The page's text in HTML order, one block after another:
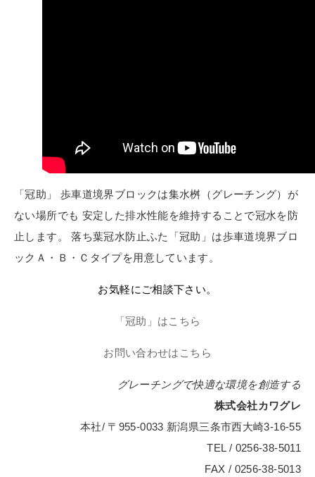
「冠助」 歩車道境界ブロックは集水桝（グレーチング）が
ない場所でも 安定した排水性能を維持することで冠水を防
止します。 落ち葉冠水防止ふた「冠助」は歩車道境界ブロ
ックＡ・Ｂ・Ｃタイプを用意しています。
お気軽にご相談下さい。
「冠助」はこちら
お問い合わせはこちら
グレーチングで快適な環境を創造する
株式会社カワグレ
本社/ 〒955-0033 新潟県三条市西大崎3-16-55
TEL / 0256-38-5011
FAX / 0256-38-5013